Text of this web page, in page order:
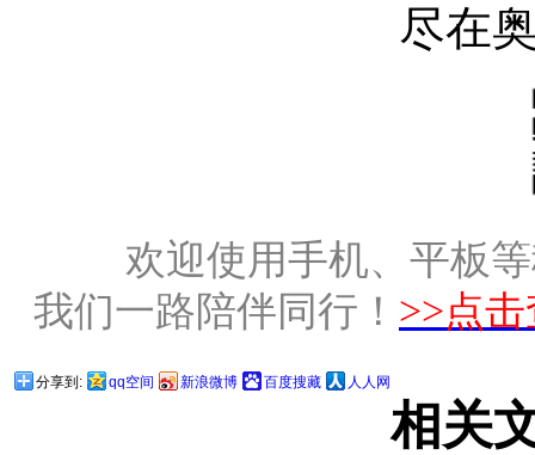
尽在
欢迎使用手机、平板
我们一路陪伴同行！ >>点
分享到: qq空间 新浪微博 百度搜藏 人人网
相关